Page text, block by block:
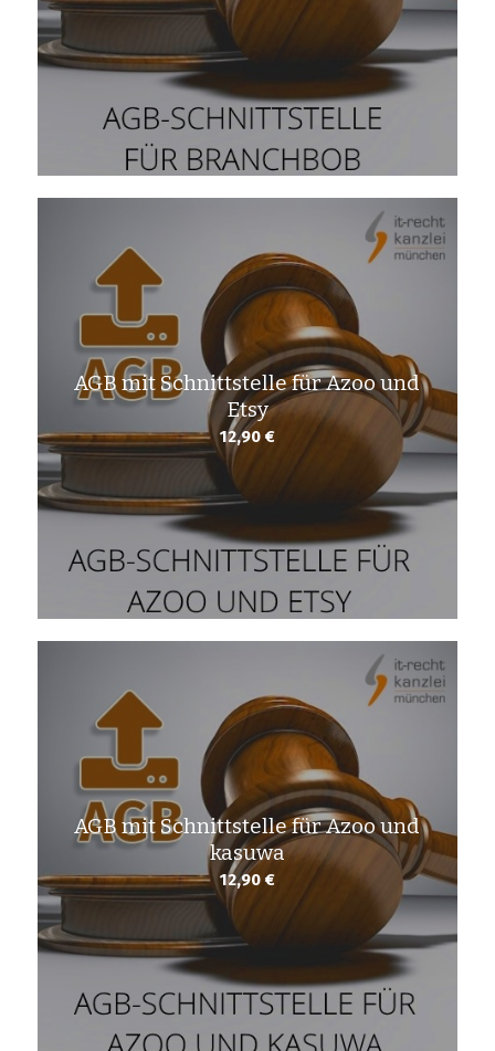
AGB mit Schnittstelle für Azoo und
Etsy
12,90€
AGB mit Schnittstelle für Azoo und
kasuwa
12,90€